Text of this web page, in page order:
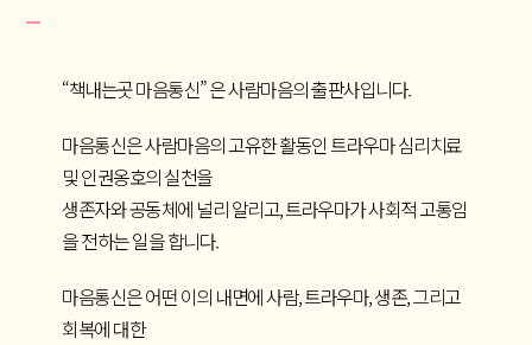
“책내는곳 마음통신” 은 사람마음의 출판사입니다.
마음통신은 사람마음의 고유한 활동인 트라우마 심리치료
및 인권옹호의 실천을
생존자와 공동체에 널리 알리고, 트라우마가 사회적 고통임
을 전하는 일을 합니다.
마음통신은 어떤 이의 내면에 사람, 트라우마, 생존, 그리고
회복에 대한